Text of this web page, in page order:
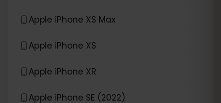
Apple iPhone XS Max
Apple iPhone XS
Apple iPhone XR
Apple iPhone SE (2022)